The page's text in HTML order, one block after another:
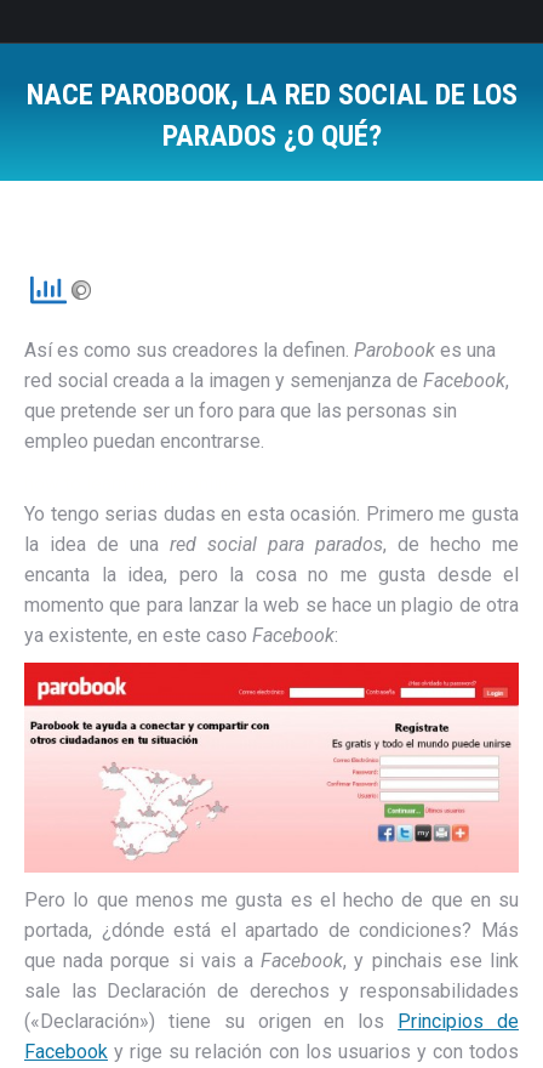
NACE PAROBOOK, LA RED SOCIAL DE LOS
PARADOS ¿O QUÉ?
Así es como sus creadores la definen. Parobook es una
red social creada a la imagen y semenjanza de Facebook,
que pretende ser un foro para que las personas sin
empleo puedan encontrarse.
Yo tengo serias dudas en esta ocasión. Primero me gusta
la idea de una red social para parados, de hecho me
encanta la idea, pero la cosa no me gusta desde el
momento que para lanzar la web se hace un plagio de otra
ya existente, en este caso Facebook:
Pero lo que menos me gusta es el hecho de que en su
portada, ¿dónde está el apartado de condiciones? Más
que nada porque si vais a Facebook, y pinchais ese link
sale las Declaración de derechos y responsabilidades
(«Declaración») tiene su origen en los Principios de
Facebook y rige su relación con los usuarios y con todos